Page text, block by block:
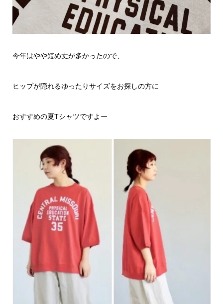
今年はやや短め丈が多かったので、
ヒップが隠れるゆったりサイズをお探しの方に
おすすめの夏Tシャツですよー